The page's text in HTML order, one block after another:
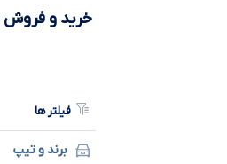
خرید و فروش
فیلتر ها
برند و تیپ